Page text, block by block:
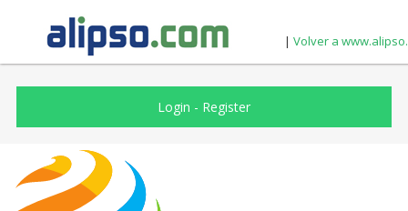
| Volver a
Login - Register